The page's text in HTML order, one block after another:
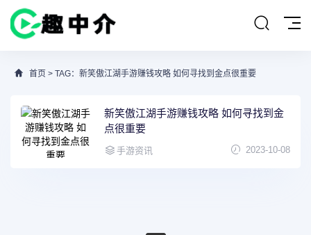
首页 > TAG：新笑傲江湖手游赚钱攻略 如何寻找到金点很重要
新笑傲江湖手游赚钱攻略 如何寻找到金
点很重要
手游资讯 2023-10-08